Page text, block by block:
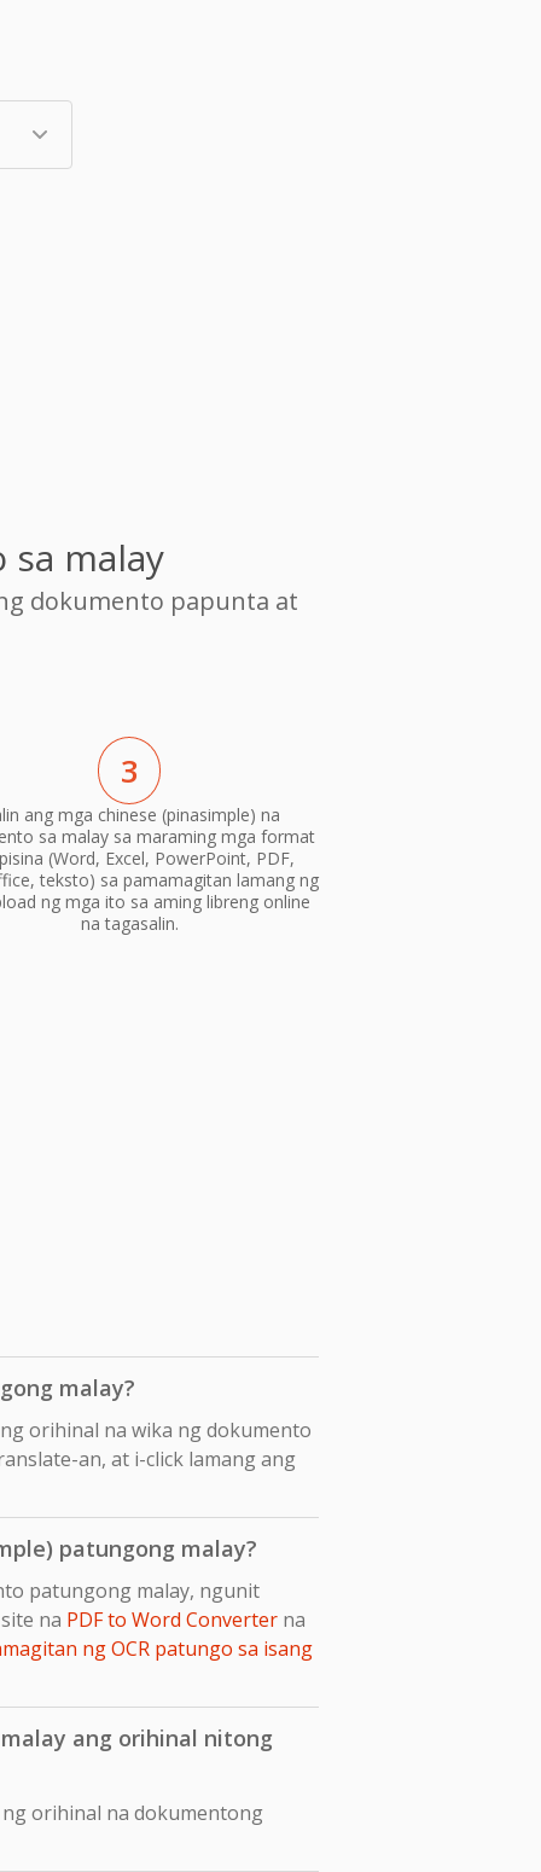
malay
dokumento papunta at
3
ang mga chinese (pinasimple) na
sa malay sa maraming mga format
(Word, Excel, PowerPoint, PDF,
teksto) sa pamamagitan lamang ng
ng mga ito sa aming libreng online
na tagasalin.
malay?
orihinal na wika ng dokumento
an, at i-click lamang ang
patungong malay?
patungong malay, ngunit
na PDF to Word Converter na
ng OCR patungo sa isang
ang orihinal nitong
orihinal na dokumentong